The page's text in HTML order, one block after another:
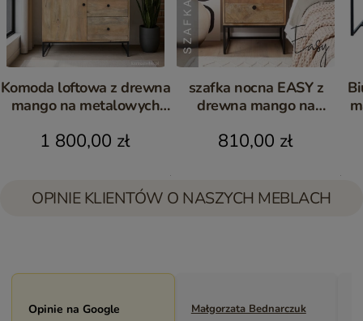
Komoda loftowa z drewna
mango na metalowych
1 800,00 zł
szafka nocna EASY z
drewna mango na
szuflady
810,00 zł
OPINIE KLIENTÓW O NASZYCH MEBLACH
Opinie na Google
Monika Andrzejewska Małgorzata Bednarczuk